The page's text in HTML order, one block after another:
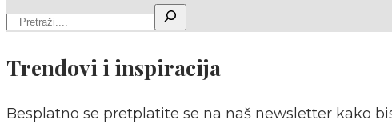
Trendovi i inspiracija
Besplatno se pretplatite se na naš newsletter kako